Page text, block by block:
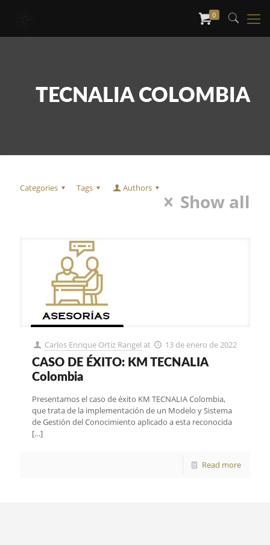
0
TECNALIA COLOMBIA
Categories Tags Authors
Show all
Carlos Enrique Ortiz Rangel at 13 de enero de 2022
CASO DE ÉXITO: KM TECNALIA
Colombia
Presentamos el caso de éxito KM TECNALIA Colombia,
que trata de la implementación de un Modelo y Sistema
de Gestión del Conocimiento aplicado a esta reconocida
[…]
Read more